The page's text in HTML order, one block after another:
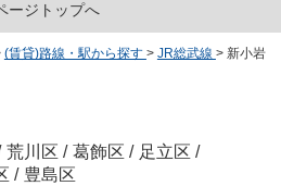
ージトップへ
(賃貸)路線・駅から探す > JR総武線 > 新小岩
荒川区 / 葛飾区 / 足立区 /
/ 豊島区